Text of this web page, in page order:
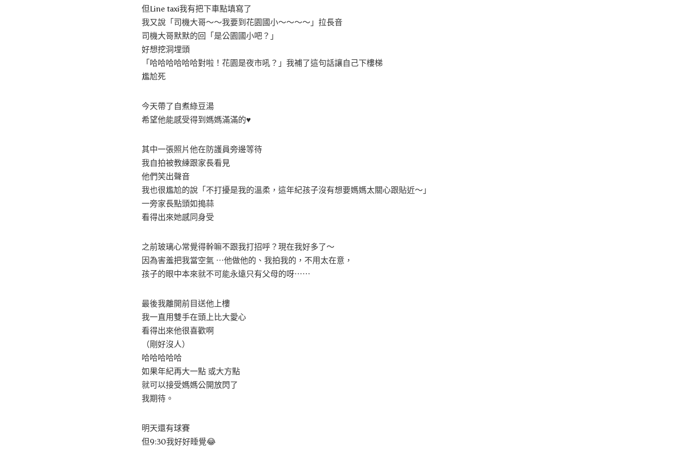
但Line taxi我有把下車點填寫了
我又說「司機大哥～～我要到花園國小～～～～」拉長音
司機大哥默默的回「是公園國小吧？」
好想挖洞埋頭
「哈哈哈哈哈哈對啦！花園是夜市吼？」我補了這句話讓自己下樓梯
尷尬死
今天帶了自煮綠豆湯
希望他能感受得到媽媽滿滿的♥️
其中一張照片他在防護員旁邊等待
我自拍被教練跟家長看見
他們笑出聲音
我也很尷尬的說「不打擾是我的溫柔，這年紀孩子沒有想要媽媽太關心跟貼近～」
一旁家長點頭如搗蒜
看得出來她感同身受
之前玻璃心常覺得幹嘛不跟我打招呼？現在我好多了～
因為害羞把我當空氣 ⋯他做他的、我拍我的，不用太在意，
孩子的眼中本來就不可能永遠只有父母的呀⋯⋯
最後我離開前目送他上樓
我一直用雙手在頭上比大愛心
看得出來他很喜歡啊
（剛好沒人）
哈哈哈哈哈
如果年紀再大一點 或大方點
就可以接受媽媽公開放閃了
我期待。
明天還有球賽
但9:30我好好睡覺😂